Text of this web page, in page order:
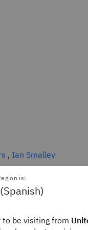
, Ian Smalley
is:
to be visiting from